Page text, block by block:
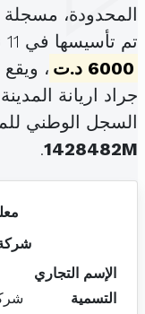
المحدودة، مسجلة
تم تأسيسها في 11 نوفمبر 2015 برأس مال قدره
6000 د.ت
جراد اريانة
السجل الوطني
1428482M
.
الإسم التجاري
التسمية